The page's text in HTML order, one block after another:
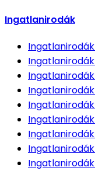
Ingatlanirodák
Ingatlanirodák
Ingatlanirodák
Ingatlanirodák
Ingatlanirodák
Ingatlanirodák
Ingatlanirodák
Ingatlanirodák
Ingatlanirodák
Ingatlanirodák